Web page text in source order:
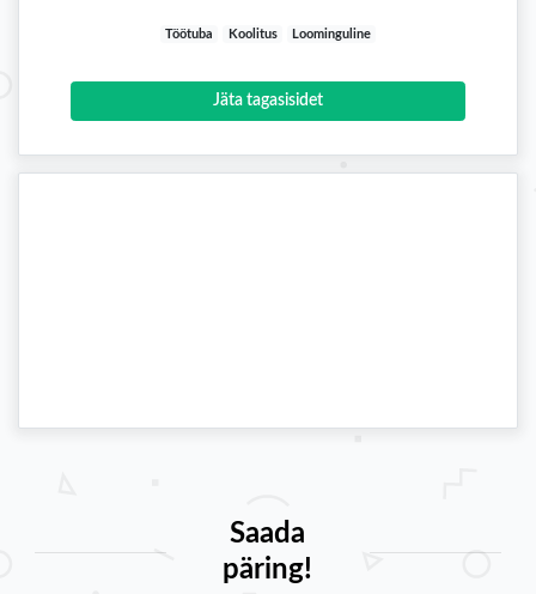
Töötuba Koolitus Loominguline
Jäta tagasisidet
Saada
päring!